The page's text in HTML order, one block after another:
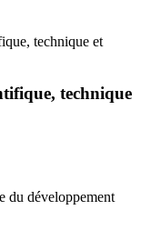
technique et
technique
du développement